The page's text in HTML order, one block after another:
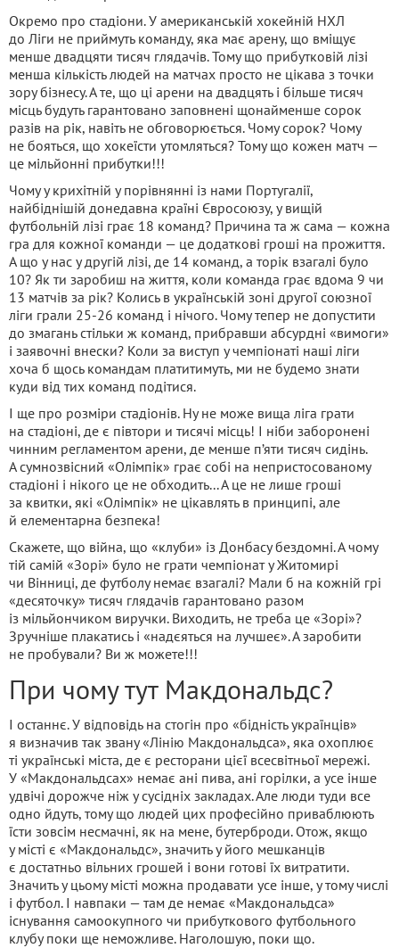
Окремо про стадіони. У американській хокейній НХЛ
до Ліги не приймуть команду, яка має арену, що вміщує
менше двадцяти тисяч глядачів. Тому що прибутковій лізі
менша кількість людей на матчах просто не цікава з точки
зору бізнесу. А те, що ці арени на двадцять і більше тисяч
місць будуть гарантовано заповнені щонайменше сорок
разів на рік, навіть не обговорюється. Чому сорок? Чому
не бояться, що хокеїсти утомляться? Тому що кожен матч —
це мільйонні прибутки!!!
Чому у крихітній у порівнянні із нами Португалії,
найбіднішій донедавна країні Євросоюзу, у вищій
футбольній лізі грає 18 команд? Причина та ж сама — кожна
гра для кожної команди — це додаткові гроші на прожиття.
А що у нас у другій лізі, де 14 команд, а торік взагалі було
10? Як ти заробиш на життя, коли команда грає вдома 9 чи
13 матчів за рік? Колись в українській зоні другої союзної
ліги грали 25-26 команд і нічого. Чому тепер не допустити
до змагань стільки ж команд, прибравши абсурдні «вимоги»
і заявочні внески? Коли за виступ у чемпіонаті наші ліги
хоча б щось командам платитимуть, ми не будемо знати
куди від тих команд подітися.
І ще про розміри стадіонів. Ну не може вища ліга грати
на стадіоні, де є півтори и тисячі місць! І ніби заборонені
чинним регламентом арени, де менше п’яти тисяч сидінь.
А сумнозвісний «Олімпік» грає собі на непристосованому
стадіоні і нікого це не обходить... А це не лише гроші
за квитки, які «Олімпік» не цікавлять в принципі, але
й елементарна безпека!
Скажете, що війна, що «клуби» із Донбасу бездомні. А чому
тій самій «Зорі» було не грати чемпіонат у Житомирі
чи Вінниці, де футболу немає взагалі? Мали б на кожній грі
«десяточку» тисяч глядачів гарантовано разом
із мільйончиком виручки. Виходить, не треба це «Зорі»?
Зручніше плакатись і «надєяться на лучшеє». А заробити
не пробували? Ви ж можете!!!
При чому тут Макдональдс?
І останнє. У відповідь на стогін про «бідність українців»
я визначив так звану «Лінію Макдональдса», яка охоплює
ті українські міста, де є ресторани цієї всесвітньої мережі.
У «Макдональдсах» немає ані пива, ані горілки, а усе інше
удвічі дорожче ніж у сусідніх закладах. Але люди туди все
одно йдуть, тому що людей цих професійно приваблюють
їсти зовсім несмачні, як на мене, бутерброди. Отож, якщо
у місті є «Макдональдс», значить у його мешканців
є достатньо вільних грошей і вони готові їх витратити.
Значить у цьому місті можна продавати усе інше, у тому числі
і футбол. І навпаки — там де немає «Макдональдса»
існування самоокупного чи прибуткового футбольного
клубу поки ще неможливе. Наголошую, поки що.